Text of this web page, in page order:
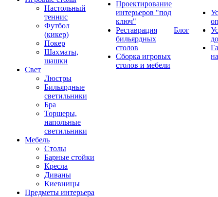
Настольный
теннис
Футбол
(кикер)
Покер
Шахматы,
шашки
Свет
Люстры
Бильярдные
светильники
Бра
Торшеры,
напольные
светильники
Мебель
Столы
Барные стойки
Кресла
Диваны
Киевницы
Предметы интерьера
Проектирование
интерьеров "под
ключ"
Реставрация
бильярдных
столов
Сборка игровых
столов и мебели
Блог